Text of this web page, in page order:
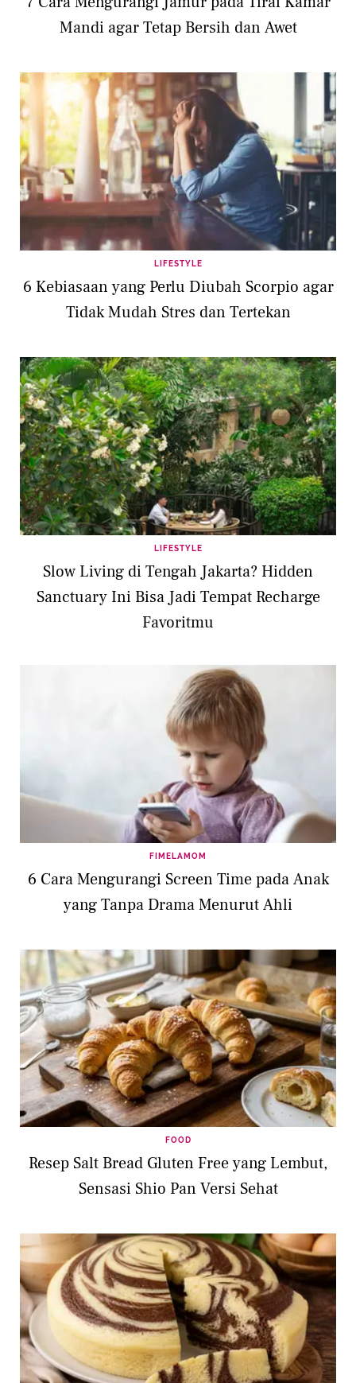
Mandi agar Tetap Bersih dan Awet
LIFESTYLE
6 Kebiasaan yang Perlu Diubah Scorpio agar
Tidak Mudah Stres dan Tertekan
LIFESTYLE
Slow Living di Tengah Jakarta? Hidden
Sanctuary Ini Bisa Jadi Tempat Recharge
Favoritmu
FIMELAMOM
6 Cara Mengurangi Screen Time pada Anak
yang Tanpa Drama Menurut Ahli
FOOD
Resep Salt Bread Gluten Free yang Lembut,
Sensasi Shio Pan Versi Sehat